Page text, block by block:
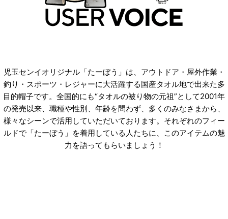
児玉センイオリジナル「たーぼう」は、アウトドア・屋外作業・
釣り・スポーツ・レジャーに大活躍する国産タオル地で出来た多
目的帽子です。全国的にも“タオルの被り物の元祖”として2001年
の発売以来、職種や性別、年齢を問わず、多くのみなさまから、
様々なシーンで活用していただいております。それぞれのフィー
ルドで「たーぼう」を着用している人たちに、このアイテムの魅
力を語ってもらいましょう！